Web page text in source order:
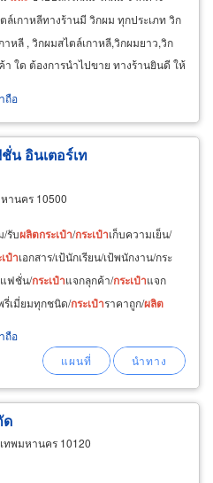
ล์เกาหลีทางร้านมี วิกผม ทุกประเภท วิก
หลี , วิกผมสไตล์เกาหลี,วิกผมยาว,วิก
ใด ต้องการนำไปขาย ทางร้านยินดี ให้
ถือ
น อินเตอร์เท
านคร 10500
/รับผลิตกระเป๋า/กระเป๋าเก็บความเย็น/
ป๋าเอกสาร/เป้นักเรียน/เป้พนักงาน/กระ
แฟชั่น/กระเป๋าแจกลุกค้า/กระเป๋าแจก
รี่เมี่ยมทุกชนิด/กระเป๋าราคาถูก/ผลิต
ถือ
ด
ทพมหานคร 10120